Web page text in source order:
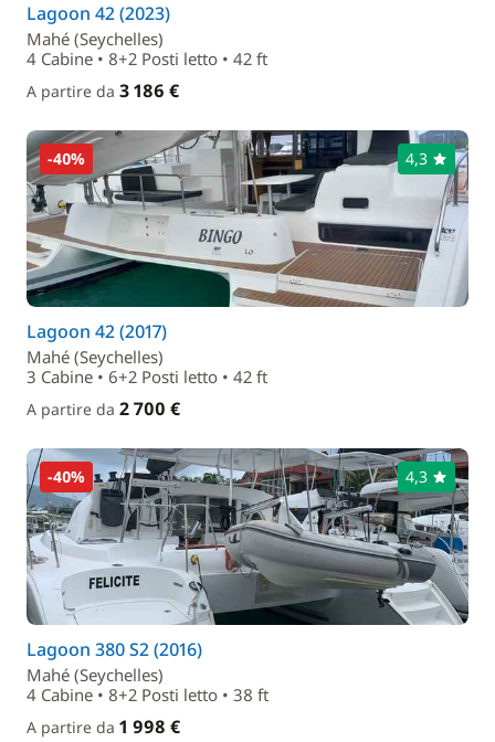
Lagoon 42 (2023)
Mahé (Seychelles)
4 Cabine • 8+2 Posti letto • 42 ft
A partire da 3 186 €
-40% 4,3
Lagoon 42 (2017)
Mahé (Seychelles)
3 Cabine • 6+2 Posti letto • 42 ft
A partire da 2 700 €
-40% 4,3
Lagoon 380 S2 (2016)
Mahé (Seychelles)
4 Cabine • 8+2 Posti letto • 38 ft
A partire da 1 998 €